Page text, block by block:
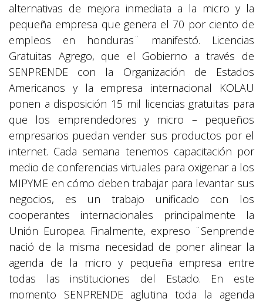
alternativas de mejora inmediata a la micro y la
pequeña empresa que genera el 70 por ciento de
empleos en honduras¨ manifestó. Licencias
Gratuitas Agrego, que el Gobierno a través de
SENPRENDE con la Organización de Estados
Americanos y la empresa internacional KOLAU
ponen a disposición 15 mil licencias gratuitas para
que los emprendedores y micro – pequeños
empresarios puedan vender sus productos por el
internet. Cada semana tenemos capacitación por
medio de conferencias virtuales para oxigenar a los
MIPYME en cómo deben trabajar para levantar sus
negocios, es un trabajo unificado con los
cooperantes internacionales principalmente la
Unión Europea. Finalmente, expreso ¨Senprende
nació de la misma necesidad de poner alinear la
agenda de la micro y pequeña empresa entre
todas las instituciones del Estado. En este
momento SENPRENDE aglutina toda la agenda